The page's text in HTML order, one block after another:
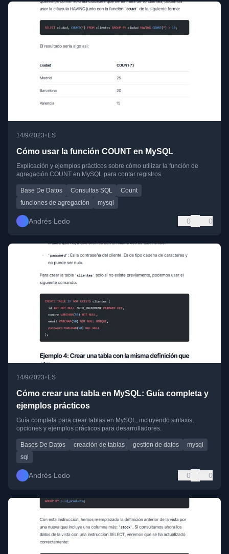
14/9/2023• ES
Cómo usar la función COUNT en MySQL
Explicación y ejemplos prácticos sobre cómo utilizar la función de
agregación COUNT en MySQL para contar registros.
Base De Datos Consultas SQL
Count
funciones de agregación
mysql
Andrés Ledo 0 0
14/9/2023• ES
Cómo crear una tabla en MySQL: Guía completa y
ejemplos prácticos
Guía completa para crear tablas en MySQL, incluyendo sintaxis,
opciones y ejemplos prácticos para desarrolladores.
Bases De Datos creación de tablas gestión de datos
mysql
sql
Andrés Ledo 0 0